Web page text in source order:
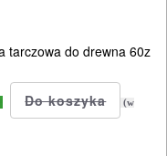
tarczowa do drewna 60z
(w